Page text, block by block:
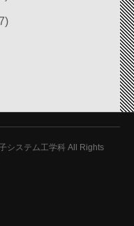
システム工学科 All Rights